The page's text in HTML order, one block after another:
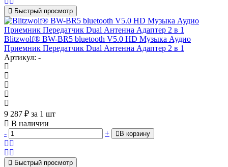
Быстрый просмотр
Blitzwolf® BW-BR5 bluetooth V5.0 HD Музыка Аудио
Приемник Передатчик Dual Антенна Адаптер 2 в 1
Артикул: -
9 287 ₽ за 1 шт
В наличии
-
+ В корзину
Быстрый просмотр